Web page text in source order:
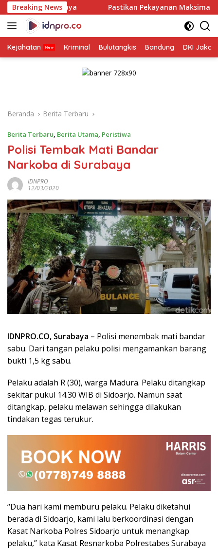
Langsung
ke
konten
Breaking NewsPastikan Pekayanan Maksimal, Direksi Jasa
Kejahatan Kriminal Bulutangkis Bandung DKI
Beranda Berita Terbaru
Berita Terbaru, Berita Utama, Peristiwa
Polisi Tembak Mati Bandar
Narkoba di Surabaya
IDNPRO
12/03/2020
IDNPRO.CO, Surabaya – Polisi menembak mati bandar
sabu. Dari tangan pelaku polisi mengamankan barang
bukti 1,5 kg sabu.
Pelaku adalah R (30), warga Madura. Pelaku ditangkap
sekitar pukul 14.30 WIB di Sidoarjo. Namun saat
ditangkap, pelaku melawan sehingga dilakukan
tindakan tegas terukur.
“Dua hari kami memburu pelaku. Pelaku diketahui
berada di Sidoarjo, kami lalu berkoordinasi dengan
Kasat Narkoba Polres Sidoarjo untuk menangkap
pelaku,” kata Kasat Resnarkoba Polrestabes Surabaya